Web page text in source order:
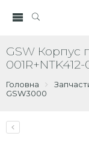
GSW Корпус
Головна
GSW3000